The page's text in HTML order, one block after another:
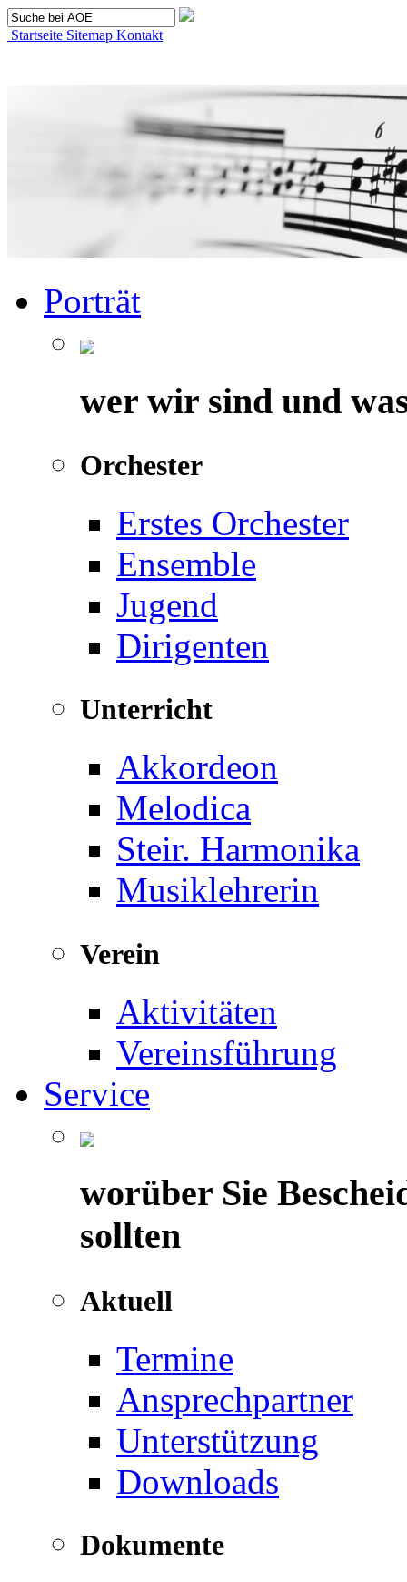
Startseite Sitemap Kontakt
Porträt
wer wir sind und
Orchester
Erstes Orchester
Ensemble
Jugend
Dirigenten
Unterricht
Akkordeon
Melodica
Steir. Harmonika
Musiklehrerin
Verein
Aktivitäten
Vereinsführung
Service
worüber Sie
sollten
Aktuell
Termine
Ansprechpartner
Unterstützung
Downloads
Dokumente